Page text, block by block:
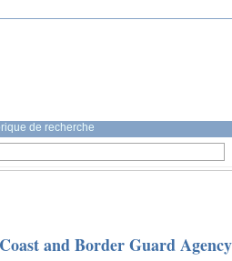
de recherche
and Border Guard